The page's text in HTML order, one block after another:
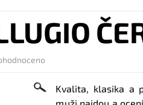
Kvalita, klasika a